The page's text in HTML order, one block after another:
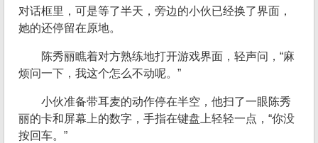
对话框里，可是等了半天，旁边的小伙已经换了界面，
她的还停留在原地。
陈秀丽瞧着对方熟练地打开游戏界面，轻声问，“麻
烦问一下，我这个怎么不动呢。”
小伙准备带耳麦的动作停在半空，他扫了一眼陈秀
丽的卡和屏幕上的数字，手指在键盘上轻轻一点，“你没
按回车。”